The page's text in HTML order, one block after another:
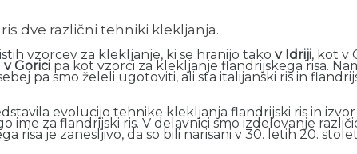
dve različni tehniki klekljanja.
vzorcev za klekljanje, ki se hranijo tako v Idriji, kot v
v Gorici pa kot vzorci za klekljanje flandrijskega risa.
pa smo želeli ugotoviti, ali sta italijanski ris in
evolucijo tehnike klekljanja flandrijski ris in
za flandrijski ris. V delavnici smo izdelovanje
risa je zanesljivo, da so bili narisani v 30. letih 20.